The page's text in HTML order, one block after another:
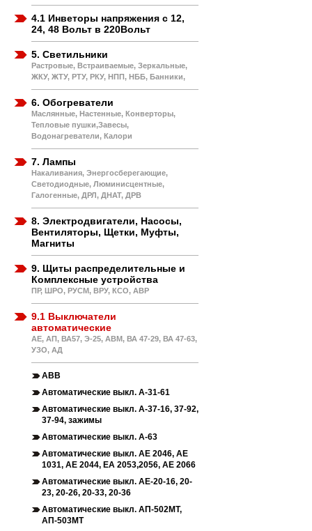
4.1 Инветоры напряжения с 12,
24, 48 Вольт в 220Вольт
5. Светильники
Растровые, Встраиваемые, Зеркальные,
ЖКУ, ЖТУ, РТУ, РКУ, НПП, НББ, Банники,
6. Обогреватели
Маслянные, Настенные, Конверторы,
Тепловые пушки,Завесы,
Водонагреватели, Калори
7. Лампы
Накаливания, Энергосберегающие,
Светодиодные, Люминисцентные,
Галогенные, ДРЛ, ДНАТ, ДРВ
8. Электродвигатели, Насосы,
Вентиляторы, Щетки, Муфты,
Магниты
9. Щиты распределительные и
Комплексные устройства
ПР, ШРО, РУСМ, ВРУ, КСО, АВР
9.1 Выключатели
автоматические
АЕ, АП, ВА57, Э-25, АВМ, ВА 47-29, ВА 47-63,
УЗО, АД
АВВ
Автоматические выкл. А-31-61
Автоматические выкл. А-37-16, 37-92,
37-94, зажимы
Автоматические выкл. А-63
Автоматические выкл. АЕ 2046, АЕ
1031, АЕ 2044, ЕА 2053,2056, АЕ 2066
Автоматические выкл. АЕ-20-16, 20-
23, 20-26, 20-33, 20-36
Автоматические выкл. АП-502МТ,
АП-503МТ